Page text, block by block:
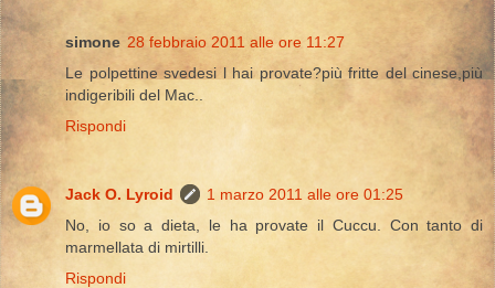
simone 28 febbraio 2011 alle ore 11:27
Le polpettine svedesi l hai provate?più fritte del cinese,più
indigeribili del Mac..
Rispondi
Jack O. Lyroid
1 marzo 2011 alle ore 01:25
No, io so a dieta, le ha provate il Cuccu. Con tanto di
marmellata di mirtilli.
Rispondi